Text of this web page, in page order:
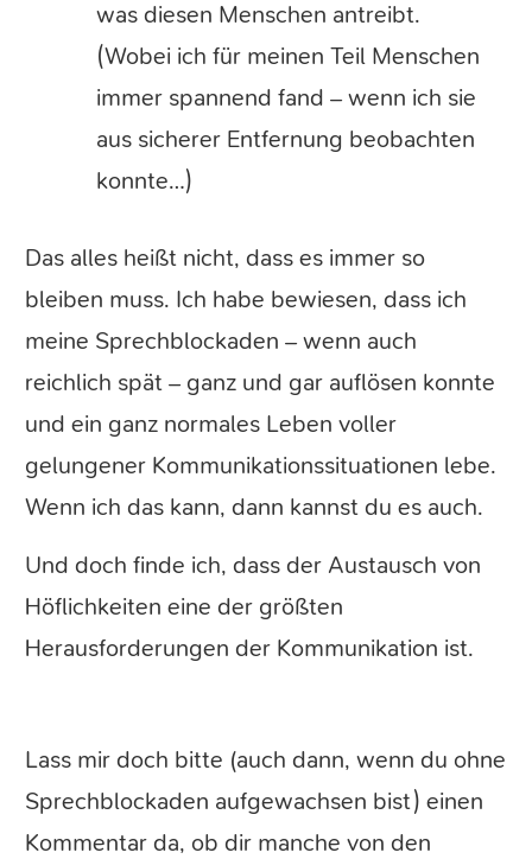
was diesen Menschen antreibt.
(Wobei ich für meinen Teil Menschen
immer spannend fand – wenn ich sie
aus sicherer Entfernung beobachten
konnte…)
Das alles heißt nicht, dass es immer so
bleiben muss. Ich habe bewiesen, dass ich
meine Sprechblockaden – wenn auch
reichlich spät – ganz und gar auflösen konnte
und ein ganz normales Leben voller
gelungener Kommunikationssituationen lebe.
Wenn ich das kann, dann kannst du es auch.
Und doch finde ich, dass der Austausch von
Höflichkeiten eine der größten
Herausforderungen der Kommunikation ist.
Lass mir doch bitte (auch dann, wenn du ohne
Sprechblockaden aufgewachsen bist) einen
Kommentar da, ob dir manche von den